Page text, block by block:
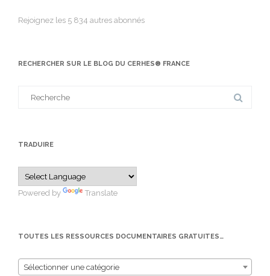
Rejoignez les 5 834 autres abonnés
RECHERCHER SUR LE BLOG DU CERHES® FRANCE
TRADUIRE
Powered by Translate
TOUTES LES RESSOURCES DOCUMENTAIRES GRATUITES…
Sélectionner une catégorie